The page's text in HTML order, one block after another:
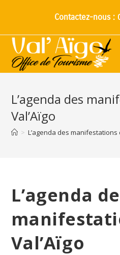
Contactez-nous :
L’agenda des
Val’Aïgo
> L’agenda des manifestations
L’agenda
Val’Aïgo